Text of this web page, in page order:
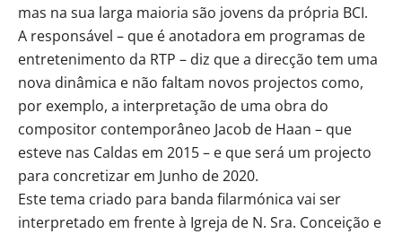
mas na sua larga maioria são jovens da própria BCI.
A responsável – que é anotadora em programas de
entretenimento da RTP – diz que a direcção tem uma
nova dinâmica e não faltam novos projectos como,
por exemplo, a interpretação de uma obra do
compositor contemporâneo Jacob de Haan – que
esteve nas Caldas em 2015 – e que será um projecto
para concretizar em Junho de 2020.
Este tema criado para banda filarmónica vai ser
interpretado em frente à Igreja de N. Sra. Conceição e